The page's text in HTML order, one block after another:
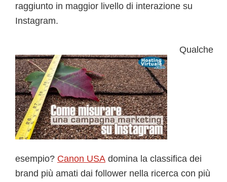
raggiunto in maggior livello di interazione su
Instagram.
Qualche
esempio? Canon USA domina la classifica dei
brand più amati dai follower nella ricerca con più